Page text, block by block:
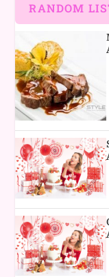
RANDOM